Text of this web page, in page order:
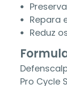
Repara
Reduz
Defenscalp
Pro Cycle